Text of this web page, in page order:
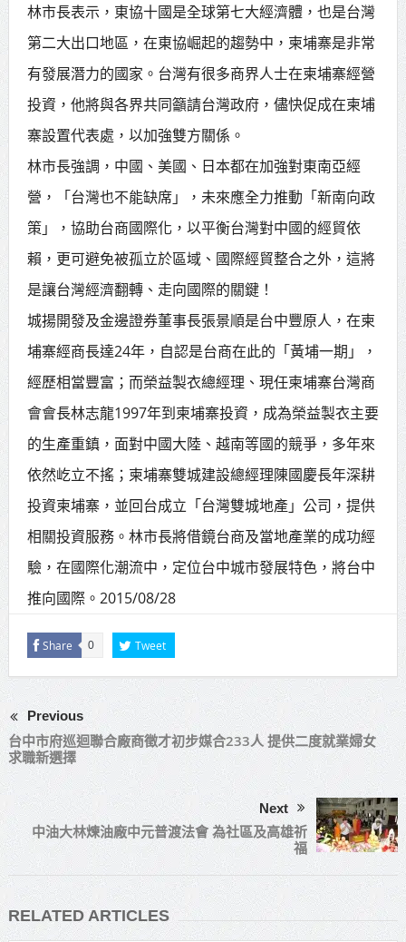
林市長表示，東協十國是全球第七大經濟體，也是台灣
第二大出口地區，在東協崛起的趨勢中，柬埔寨是非常
有發展潛力的國家。台灣有很多商界人士在柬埔寨經營
投資，他將與各界共同籲請台灣政府，儘快促成在柬埔
寨設置代表處，以加強雙方關係。
林市長強調，中國、美國、日本都在加強對東南亞經
營，「台灣也不能缺席」，未來應全力推動「新南向政
策」，協助台商國際化，以平衡台灣對中國的經貿依
賴，更可避免被孤立於區域、國際經貿整合之外，這將
是讓台灣經濟翻轉、走向國際的關鍵！
城揚開發及金邊證券董事長張景順是台中豐原人，在柬
埔寨經商長達24年，自認是台商在此的「黃埔一期」，
經歷相當豐富；而榮益製衣總經理、現任柬埔寨台灣商
會會長林志龍1997年到柬埔寨投資，成為榮益製衣主要
的生產重鎮，面對中國大陸、越南等國的競爭，多年來
依然屹立不搖；柬埔寨雙城建設總經理陳國慶長年深耕
投資柬埔寨，並回台成立「台灣雙城地產」公司，提供
相關投資服務。林市長將借鏡台商及當地產業的成功經
驗，在國際化潮流中，定位台中城市發展特色，將台中
推向國際。2015/08/28
Share 0 Tweet
Previous
台中市府巡迴聯合廠商徵才初步媒合233人 提供二度就業婦女
求職新選擇
Next
中油大林煉油廠中元普渡法會 為社區及高雄祈
福
RELATED ARTICLES